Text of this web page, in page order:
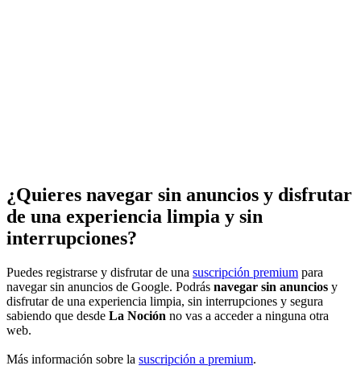
¿Quieres navegar sin anuncios y disfrutar
de una experiencia limpia y sin
interrupciones?
Puedes registrarse y disfrutar de una suscripción premium para
navegar sin anuncios de Google. Podrás navegar sin anuncios y
disfrutar de una experiencia limpia, sin interrupciones y segura
sabiendo que desde La Noción no vas a acceder a ninguna otra
web.
Más información sobre la suscripción a premium.